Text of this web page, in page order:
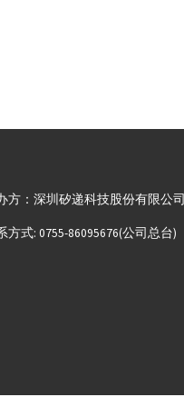
方：深圳矽递科技股份有限公司
方式: 0755-86095676(公司总台)